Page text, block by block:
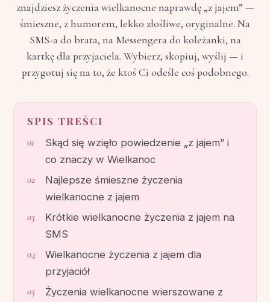
znajdziesz życzenia wielkanocne naprawdę „z jajem” —
śmieszne, z humorem, lekko złośliwe, oryginalne. Na
SMS-a do brata, na Messengera do koleżanki, na
kartkę dla przyjaciela. Wybierz, skopiuj, wyślij — i
przygotuj się na to, że ktoś Ci odeśle coś podobnego.
SPIS TREŚCI
Skąd się wzięło powiedzenie „z jajem” i
co znaczy w Wielkanoc
Najlepsze śmieszne życzenia
wielkanocne z jajem
Krótkie wielkanocne życzenia z jajem na
SMS
Wielkanocne życzenia z jajem dla
przyjaciół
Życzenia wielkanocne wierszowane z